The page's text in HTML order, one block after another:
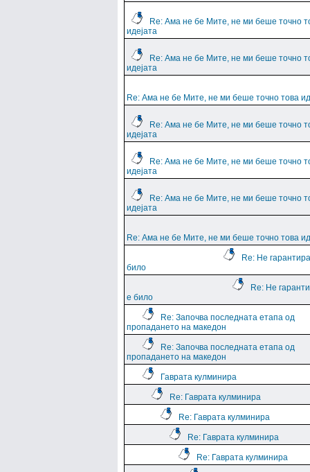
Re: Ама не бе Мите, не ми беше точно
идејата
Re: Ама не бе Мите, не ми беше точно
идејата
Re: Ама не бе Мите, не ми беше точно това
Re: Ама не бе Мите, не ми беше точно
идејата
Re: Ама не бе Мите, не ми беше точно
идејата
Re: Ама не бе Мите, не ми беше точно
идејата
Re: Ама не бе Мите, не ми беше точно това
Re: Не
било
Re: Не
е било
Re: Започва последната етапа од
пропадането на македон
Re: Започва последната етапа од
пропадането на македон
Гаврата кулминира
Re: Гаврата кулминира
Re: Гаврата кулминира
Re: Гаврата кулминира
Re: Гаврата кулминира